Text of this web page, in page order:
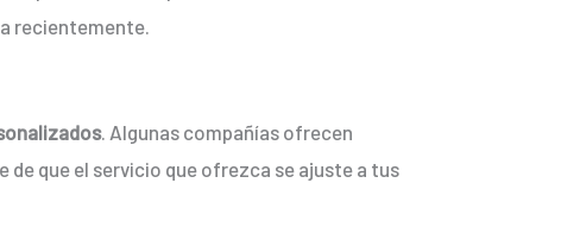
recientemente.
. Algunas compañías ofrecen
que el servicio que ofrezca se ajuste a tus